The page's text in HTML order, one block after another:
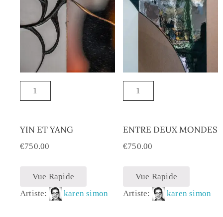
YIN ET YANG
€750.00
Vue Rapide
Artiste:
karen simon
ENTRE DEUX MONDES
€750.00
Vue Rapide
Artiste:
karen simon